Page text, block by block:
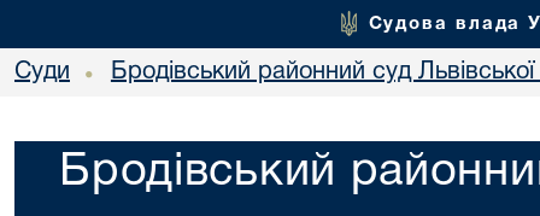
Судова влада
Суди • Бродівський районний суд Львівської
Бродівський